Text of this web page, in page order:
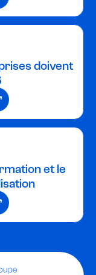
doivent
et le